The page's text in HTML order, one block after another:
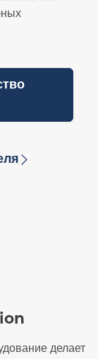
делает